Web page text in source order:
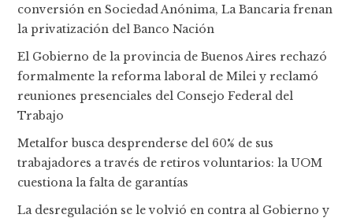
conversión en Sociedad Anónima, La Bancaria frenan
la privatización del Banco Nación
El Gobierno de la provincia de Buenos Aires rechazó
formalmente la reforma laboral de Milei y reclamó
reuniones presenciales del Consejo Federal del
Trabajo
Metalfor busca desprenderse del 60% de sus
trabajadores a través de retiros voluntarios: la UOM
cuestiona la falta de garantías
La desregulación se le volvió en contra al Gobierno y